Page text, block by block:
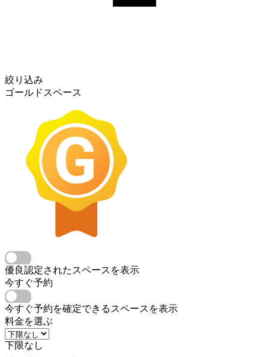
絞り込み
ゴールドスペース
優良認定されたスペースを表示
今すぐ予約
今すぐ予約を確定できるスペースを表示
料金を選ぶ
下限なし